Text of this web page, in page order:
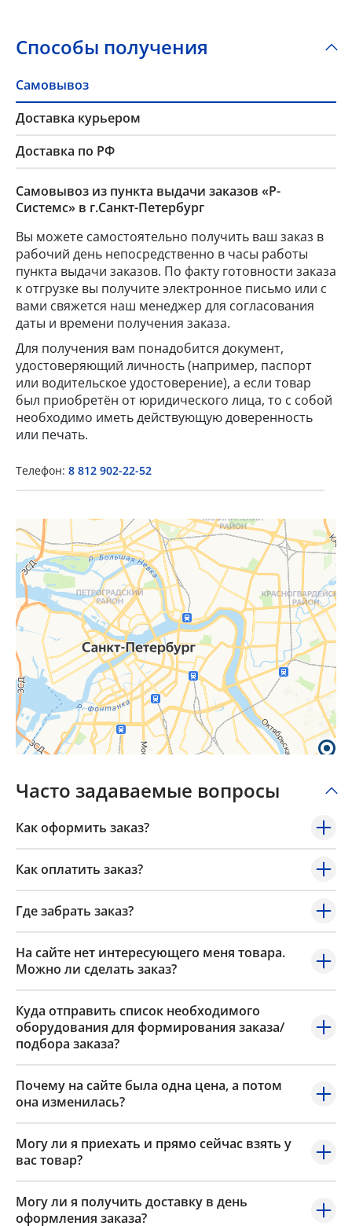
Способы получения
Самовывоз
Доставка курьером
Доставка по РФ
Самовывоз из пункта выдачи заказов «Р-
Системс» в г.Санкт-Петербург
Вы можете самостоятельно получить ваш заказ в
рабочий день непосредственно в часы работы
пункта выдачи заказов. По факту готовности заказа
к отгрузке вы получите электронное письмо или с
вами свяжется наш менеджер для согласования
даты и времени получения заказа.
Для получения вам понадобится документ,
удостоверяющий личность (например, паспорт
или водительское удостоверение), а если товар
был приобретён от юридического лица, то с собой
необходимо иметь действующую доверенность
или печать.
Телефон: 8 812 902-22-52
Часто задаваемые вопросы
Как оформить заказ?
Как оплатить заказ?
Где забрать заказ?
На сайте нет интересующего меня товара.
Можно ли сделать заказ?
Куда отправить список необходимого
оборудования для формирования заказа/
подбора заказа?
Почему на сайте была одна цена, а потом
она изменилась?
Могу ли я приехать и прямо сейчас взять у
вас товар?
Могу ли я получить доставку в день
оформления заказа?
Popup Title
×